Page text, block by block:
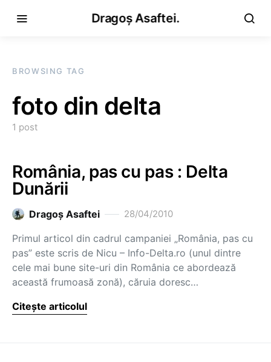
Dragoș Asaftei.
BROWSING TAG
foto din delta
1 post
România, pas cu pas : Delta
Dunării
Dragoş Asaftei 28/04/2010
Primul articol din cadrul campaniei „România, pas cu
pas” este scris de Nicu – Info-Delta.ro (unul dintre
cele mai bune site-uri din România ce abordează
această frumoasă zonă), căruia doresc…
Citește articolul